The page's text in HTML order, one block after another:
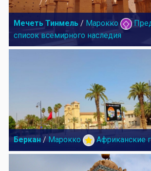
Мечеть Тинмель / Марокко
список всемирного наследия
Беркан / Марокко Африканские